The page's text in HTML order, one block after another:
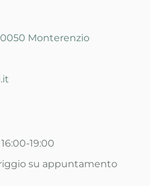
Monterenzio
19:00
su appuntamento